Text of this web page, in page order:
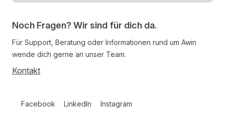
Noch Fragen? Wir sind für dich da.
Für Support, Beratung oder Informationen rund um Awin
wende dich gerne an unser Team.
Kontakt
Facebook LinkedIn Instagram